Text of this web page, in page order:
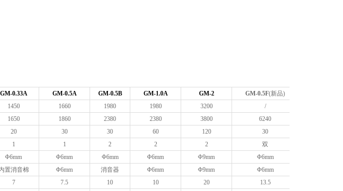
GM-0.33A GM-0.5A GM-0.5B GM-1.0A GM-2 GM-0.5F(新品)
1450 1660 1980 1980 3200
/
1650 1860 2380 2380 3800
6240
20 30 30 60 120
30
1 1 2 2 2
双
Φ6mm Φ6mm Φ6mm Φ6mm Φ9mm
Φ6mm
置消音棉 Φ6mm 消音器 Φ6mm Φ9mm
Φ6mm
7 7.5 10 10 20 13.5